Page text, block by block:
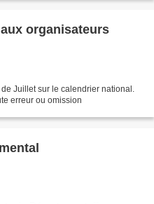
organisateurs
Juillet sur le calendrier national.
erreur ou omission